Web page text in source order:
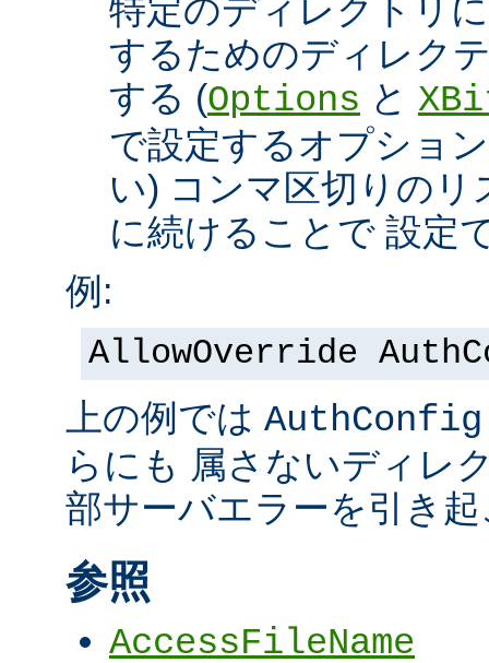
特定のディレクトリ
するためのディレク
する (Options と
で設定するオプショ
い) コンマ区切りの
に続けることで 設定
例:
AllowOverride
上の例では AuthConfig
らにも 属さないディレ
部サーバエラーを引き
参照
AccessFileName